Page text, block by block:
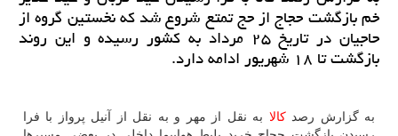
خم بازگشت حجاج از حج تمتع شروع شد كه نخستین گروه از
حاجیان در تاریخ ۲۵ مرداد به كشور رسیده و این روند
بازگشت تا ۱۸ شهریور ادامه دارد.
به گزارش رصدكالا به نقل از مهر و به نقل از آنیل پرواز با فرا